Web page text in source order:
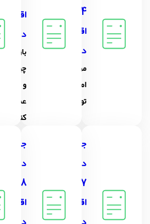
4
اقتصاد
دهم
مرز
امکانات
تولید
اقتصاد
دهم
بازار
چیست
و چگونه
عمل می
کند؟
جزوه
درس
7
اقتصاد
جزوه
درس
8
اقتصاد